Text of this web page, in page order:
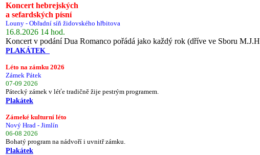
Koncert hebrejských
a sefardských písní
Louny - Obřadní síň židovského hřbitova
16.8.2026 14 hod.
Koncert v podání Dua Romanco pořádá jako každý rok (dříve ve Sboru
PLAKÁTEK
Léto na zámku 2026
Zámek Pátek
07-09 2026
Pátecký zámek v léťe tradičně žije pestrým programem.
Plakátek
Zámeké kulturní léto
Nový Hrad - Jimlín
06-08 2026
Bohatý program na nádvoří i uvnitř zámku.
Plakátek